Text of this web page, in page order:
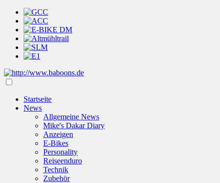
Startseite
News
Allgemeine News
Mike's Dakar Diary
Anzeigen
E-Bikes
Personality
Reiseenduro
Technik
Zubehör